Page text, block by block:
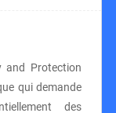
and Protection
qui demande
des